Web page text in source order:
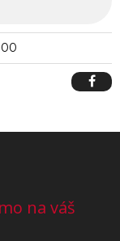
na váš